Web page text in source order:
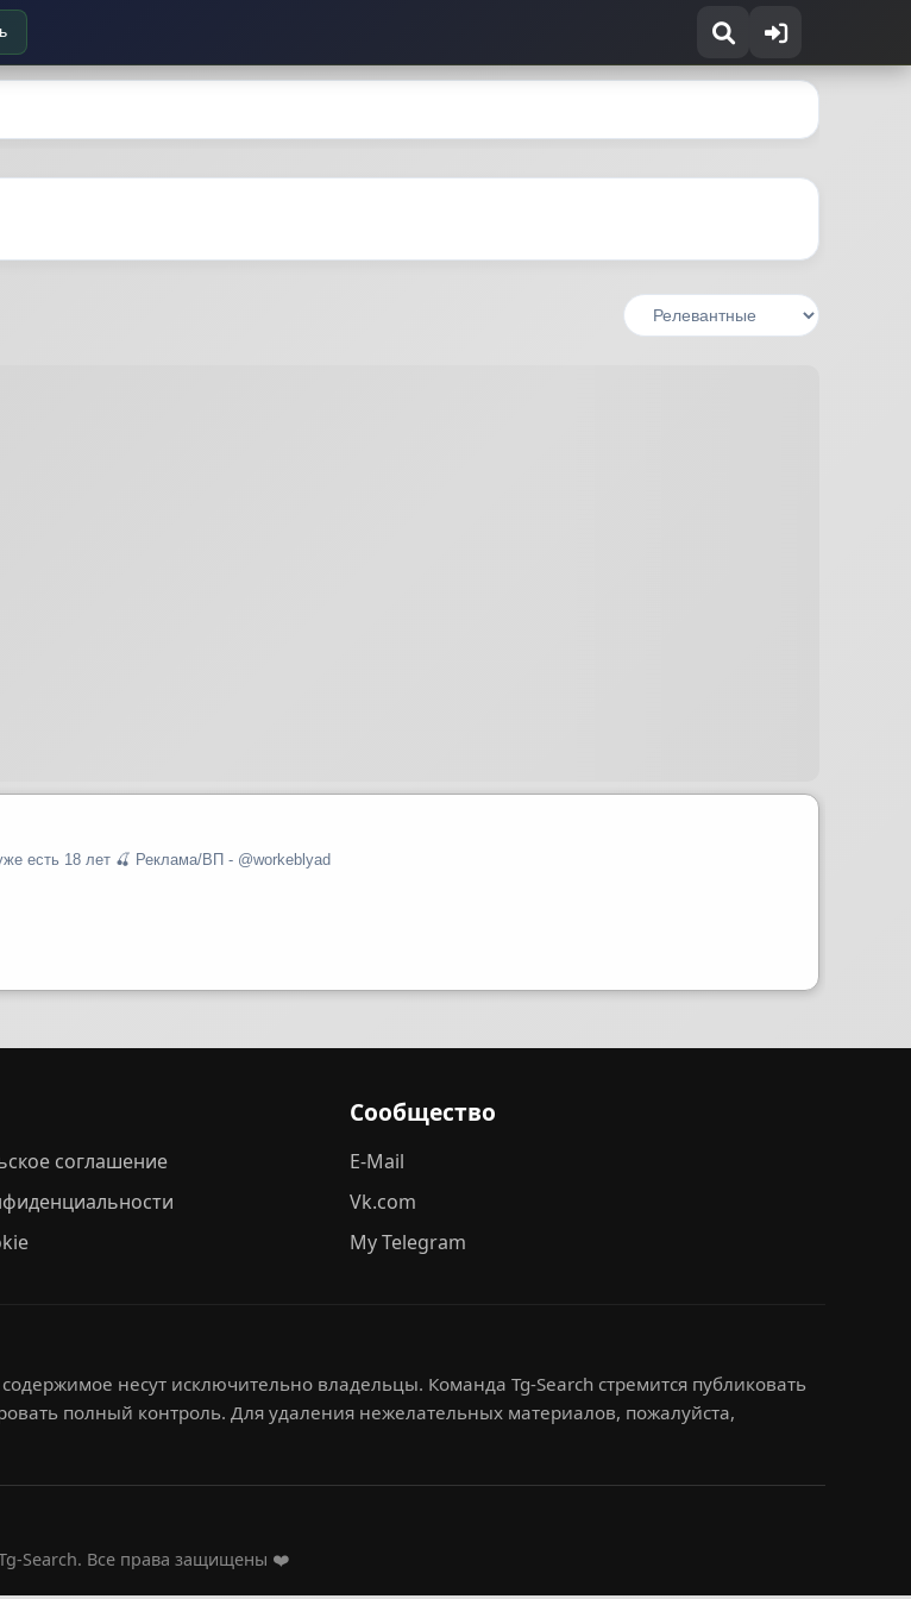
Мы не нарушаем правила Telegram 🍓 Всем моделям в видео уже есть 18 лет 🍒 Реклама/ВП - @workeblyad
соглашение
Сообщество
E-Mail
Vk.com
My Telegram
несут исключительно владельцы. Команда Tg-Search стремится публиковать
полный контроль. Для удаления нежелательных материалов, пожалуйста,
Search. Все права защищены ❤️